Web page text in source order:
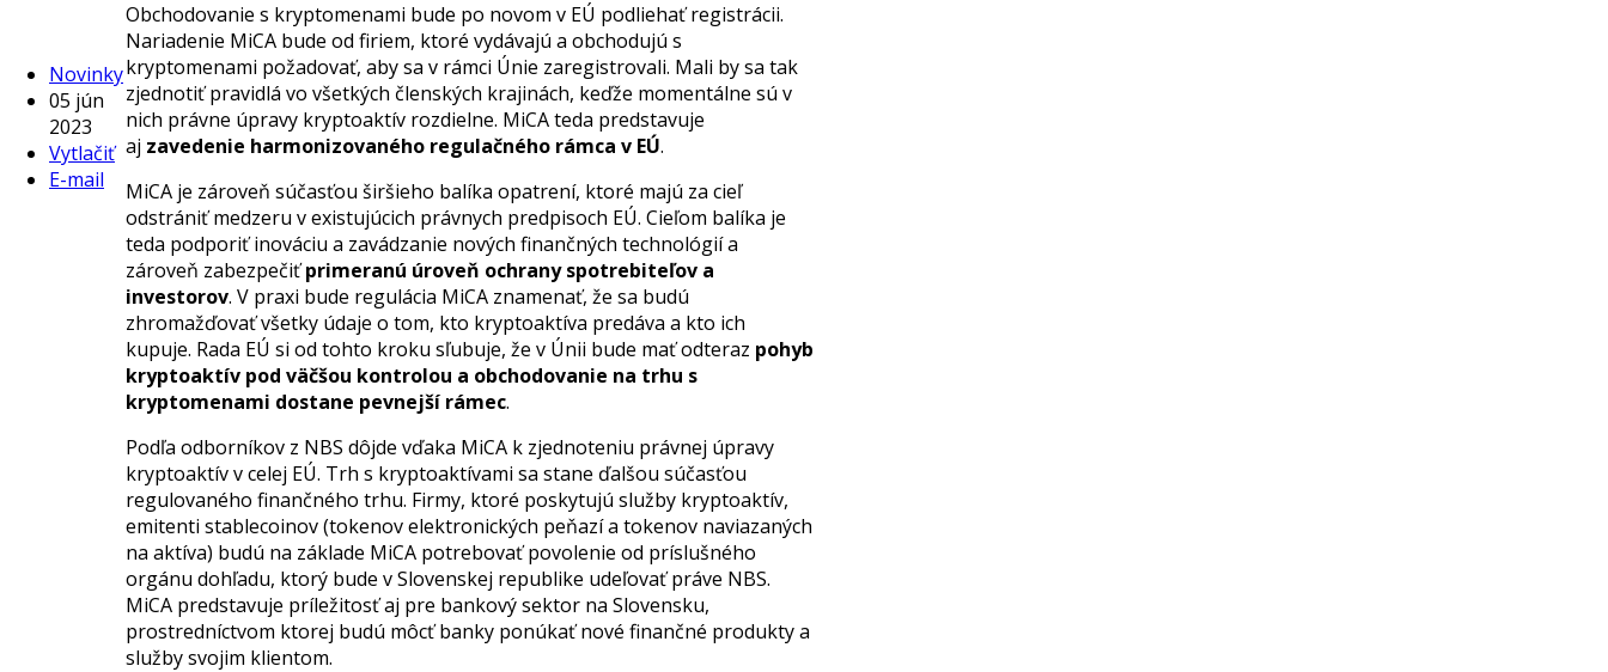
Novinky
05 jún
2023
Vytlačiť
E-mail
Obchodovanie s kryptomenami bude po novom v EÚ podliehať registrácii.
Nariadenie MiCA bude od firiem, ktoré vydávajú a obchodujú s
kryptomenami požadovať, aby sa v rámci Únie zaregistrovali. Mali by sa tak
zjednotiť pravidlá vo všetkých členských krajinách, keďže momentálne sú v
nich právne úpravy kryptoaktív rozdielne. MiCA teda predstavuje
aj zavedenie harmonizovaného regulačného rámca v EÚ.
MiCA je zároveň súčasťou širšieho balíka opatrení, ktoré majú za cieľ
odstrániť medzeru v existujúcich právnych predpisoch EÚ. Cieľom balíka je
teda podporiť inováciu a zavádzanie nových finančných technológií a
zároveň zabezpečiťprimeranú úroveň ochrany spotrebiteľov a
investorov. V praxi bude regulácia MiCA znamenať, že sa budú
zhromažďovať všetky údaje o tom, kto kryptoaktíva predáva a kto ich
kupuje. Rada EÚ si od tohto kroku sľubuje, že v Únii bude mať odteraz pohyb
kryptoaktív pod väčšou kontrolou a obchodovanie na trhu s
kryptomenami dostane pevnejší rámec.
Podľa odborníkov z NBS dôjde vďaka MiCA k zjednoteniu právnej úpravy
kryptoaktív v celej EÚ. Trh s kryptoaktívami sa stane ďalšou súčasťou
regulovaného finančného trhu. Firmy, ktoré poskytujú služby kryptoaktív,
emitenti stablecoinov (tokenov elektronických peňazí a tokenov naviazaných
na aktíva) budú na základe MiCA potrebovať povolenie od príslušného
orgánu dohľadu, ktorý bude v Slovenskej republike udeľovať práve NBS.
MiCA predstavuje príležitosť aj pre bankový sektor na Slovensku,
prostredníctvom ktorej budú môcť banky ponúkať nové finančné produkty a
služby svojim klientom.